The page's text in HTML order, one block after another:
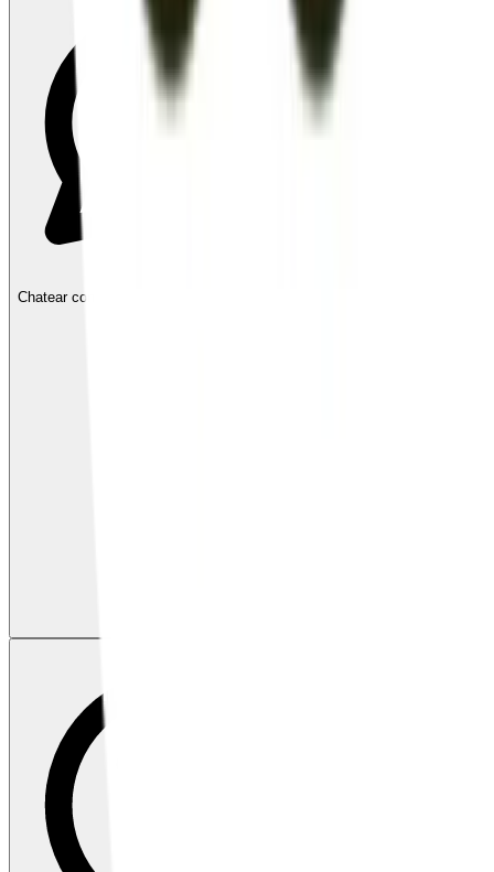
Chatear con CerecIA